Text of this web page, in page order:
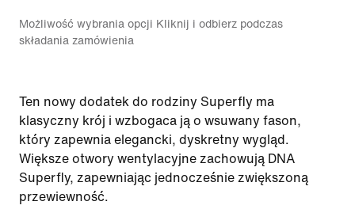
Możliwość wybrania opcji Kliknij i odbierz podczas
składania zamówienia
Ten nowy dodatek do rodziny Superfly ma
klasyczny krój i wzbogaca ją o wsuwany fason,
który zapewnia elegancki, dyskretny wygląd.
Większe otwory wentylacyjne zachowują DNA
Superfly, zapewniając jednocześnie zwiększoną
przewiewność.